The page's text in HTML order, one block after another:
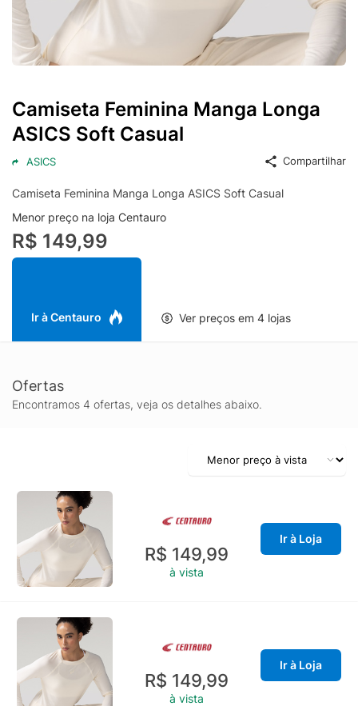
Camiseta Feminina Manga Longa
ASICS Soft Casual
ASICS Compartilhar
Camiseta Feminina Manga Longa ASICS Soft Casual
Menor preço na loja Centauro
R$ 149,99
Ir à Centauro Ver preços em 4 lojas
Ofertas
Encontramos 4 ofertas, veja os detalhes abaixo.
R$ 149,99
à vista
Ir à Loja
R$ 149,99
à vista
Ir à Loja